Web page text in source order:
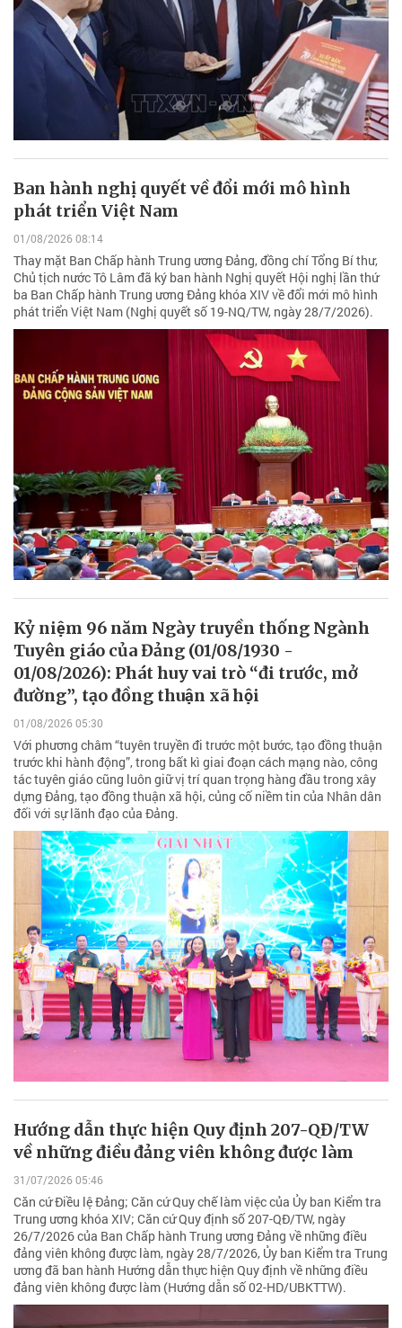
Ban hành nghị quyết về đổi mới mô hình
phát triển Việt Nam
01/08/2026 08:14
Thay mặt Ban Chấp hành Trung ương Đảng, đồng chí Tổng Bí thư,
Chủ tịch nước Tô Lâm đã ký ban hành Nghị quyết Hội nghị lần thứ
ba Ban Chấp hành Trung ương Đảng khóa XIV về đổi mới mô hình
phát triển Việt Nam (Nghị quyết số 19-NQ/TW, ngày 28/7/2026).
Kỷ niệm 96 năm Ngày truyền thống Ngành
Tuyên giáo của Đảng (01/08/1930 -
01/08/2026): Phát huy vai trò “đi trước, mở
đường”, tạo đồng thuận xã hội
01/08/2026 05:30
Với phương châm “tuyên truyền đi trước một bước, tạo đồng thuận
trước khi hành động”, trong bất kì giai đoạn cách mạng nào, công
tác tuyên giáo cũng luôn giữ vị trí quan trọng hàng đầu trong xây
dựng Đảng, tạo đồng thuận xã hội, củng cố niềm tin của Nhân dân
đối với sự lãnh đạo của Đảng.
Hướng dẫn thực hiện Quy định 207-QĐ/TW
về những điều đảng viên không được làm
31/07/2026 05:46
Căn cứ Điều lệ Đảng; Căn cứ Quy chế làm việc của Ủy ban Kiểm tra
Trung ương khóa XIV; Căn cứ Quy định số 207-QĐ/TW, ngày
26/7/2026 của Ban Chấp hành Trung ương Đảng về những điều
đảng viên không được làm, ngày 28/7/2026, Ủy ban Kiểm tra Trung
ương đã ban hành Hướng dẫn thực hiện Quy định về những điều
đảng viên không được làm (Hướng dẫn số 02-HD/UBKTTW).